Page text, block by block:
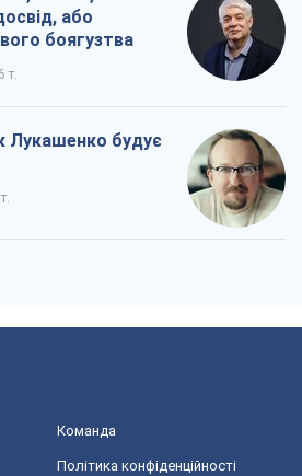
або
боягузтва
т.
Лукашенко будує
Команда
Політика конфіденційності